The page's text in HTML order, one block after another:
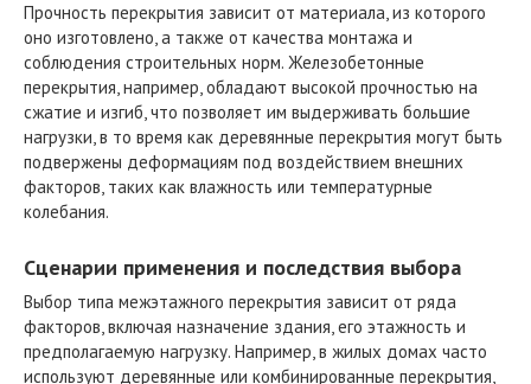
Прочность перекрытия зависит от материала, из которого
оно изготовлено, а также от качества монтажа и
соблюдения строительных норм. Железобетонные
перекрытия, например, обладают высокой прочностью на
сжатие и изгиб, что позволяет им выдерживать большие
нагрузки, в то время как деревянные перекрытия могут быть
подвержены деформациям под воздействием внешних
факторов, таких как влажность или температурные
колебания.
Сценарии применения и последствия выбора
Выбор типа межэтажного перекрытия зависит от ряда
факторов, включая назначение здания, его этажность и
предполагаемую нагрузку. Например, в жилых домах часто
используют деревянные или комбинированные перекрытия,